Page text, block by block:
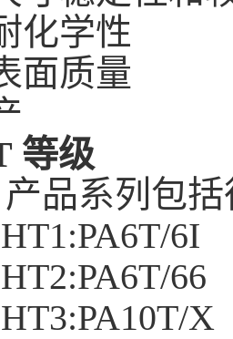
化学性
面质量
等级
品系列包
6I
66
X